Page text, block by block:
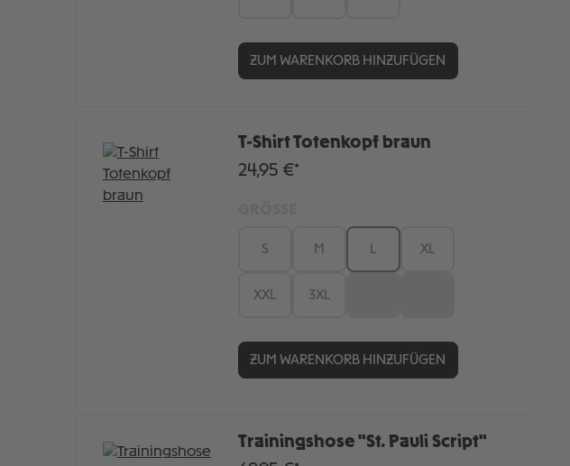
ZUM WARENKORB HINZUFÜGEN
T-Shirt Totenkopf braun
24,95 €*
S M XL
XXL 3XL
ZUM WARENKORB HINZUFÜGEN
Trainingshose "St. Pauli Script"